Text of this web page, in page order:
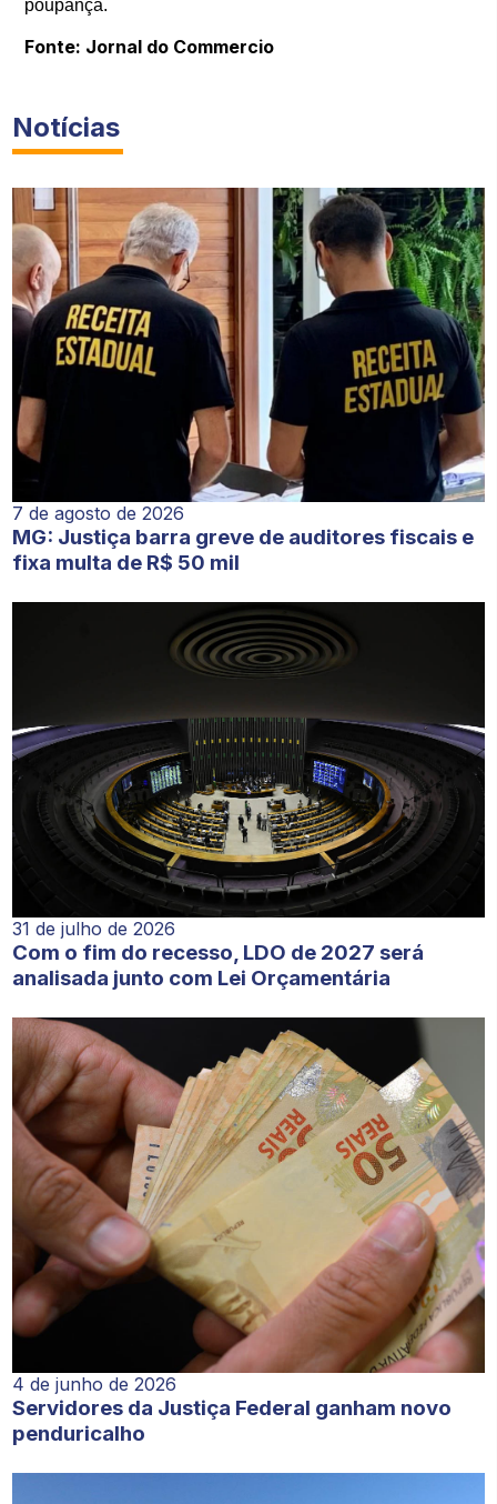
poupança.
Fonte: Jornal do Commercio
Notícias
7 de agosto de 2026
MG: Justiça barra greve de auditores fiscais e
fixa multa de R$ 50 mil
31 de julho de 2026
Com o fim do recesso, LDO de 2027 será
analisada junto com Lei Orçamentária
4 de junho de 2026
Servidores da Justiça Federal ganham novo
penduricalho